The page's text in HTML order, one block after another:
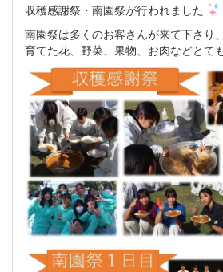
収穫感謝祭・南園祭が行われました
南園祭は多くのお客さんが来て下さり
育てた花、野菜、果物、お肉などとて